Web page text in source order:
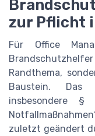
zur Pflicht
Für Office
Randthema,
Baustein. Das
insbesondere
zuletzt geändert